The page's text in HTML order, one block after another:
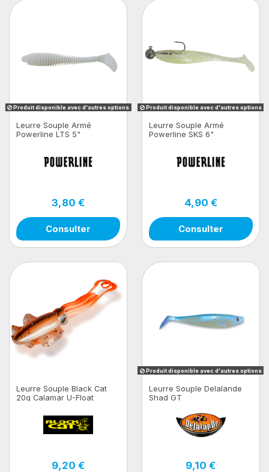
Produit disponible avec d'autres options
Leurre Souple Armé
Powerline LTS 5"
3,80 €
Consulter
Produit disponible avec d'autres options
Leurre Souple Armé
Powerline SKS 6"
4,90 €
Consulter
Leurre Souple Black Cat
20g Calamar U-Float
9,20 €
Produit disponible avec d'autres options
Leurre Souple Delalande
Shad GT
9,10 €